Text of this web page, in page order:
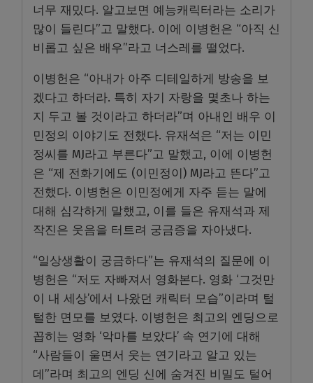
너무 재밌다. 알고보면 예능캐릭터라는 소리가
많이 들린다”고 말했다. 이에 이병헌은 “아직 신
비롭고 싶은 배우”라고 너스레를 떨었다.
이병헌은 “아내가 아주 디테일하게 방송을 보
겠다고 하더라. 특히 자기 자랑을 몇초나 하는
지 두고 볼 것이라고 하더라”며 아내인 배우 이
민정의 이야기도 전했다. 유재석은 “저는 이민
정씨를 MJ라고 부른다”고 말했고, 이에 이병헌
은 “제 전화기에도 (이민정이) MJ라고 뜬다”고
전했다. 이병헌은 이민정에게 자주 듣는 말에
대해 심각하게 말했고, 이를 들은 유재석과 제
작진은 웃음을 터트려 궁금증을 자아냈다.
“일상생활이 궁금하다”는 유재석의 질문에 이
병헌은 “저도 자빠져서 영화본다. 영화 ‘그것만
이 내 세상’에서 나왔던 캐릭터 모습”이라며 털
털한 면모를 보였다. 이병헌은 최고의 엔딩으로
꼽히는 영화 ‘악마를 보았다’ 속 연기에 대해
“사람들이 울면서 웃는 연기라고 알고 있는
데”라며 최고의 엔딩 신에 숨겨진 비밀도 털어